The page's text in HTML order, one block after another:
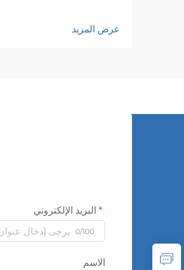
عرض المزيد
البريد الإلكتروني
0/100
الاسم